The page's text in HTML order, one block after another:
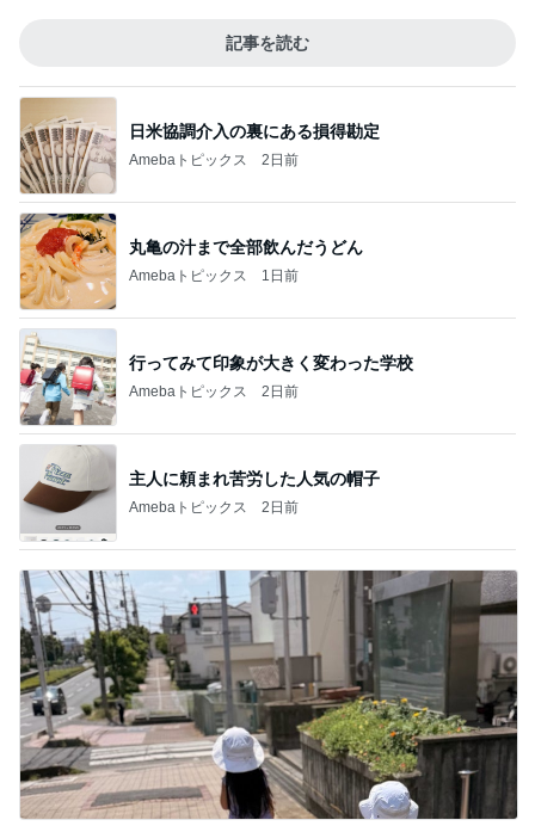
記事を読む
日米協調介入の裏にある損得勘定
Amebaトピックス 2日前
丸亀の汁まで全部飲んだうどん
Amebaトピックス 1日前
行ってみて印象が大きく変わった学校
Amebaトピックス 2日前
主人に頼まれ苦労した人気の帽子
Amebaトピックス 2日前